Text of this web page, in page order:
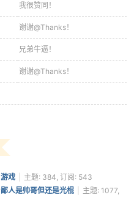
我很赞同！
谢谢@Thanks！
兄弟牛逼！
谢谢@Thanks！
游戏
主题: 384, 订阅: 543
鄙人是帅哥但还是光棍
主题: 1077,